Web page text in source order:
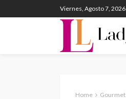
Viernes, Agosto 7, 2026
Home Gourmet